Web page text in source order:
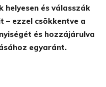
helyesen és válasszák
– ezzel csökkentve a
és hozzájárulva
egyaránt.